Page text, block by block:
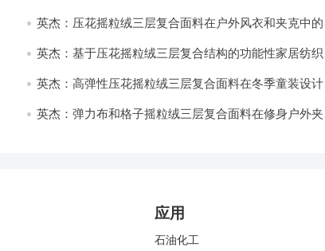
英杰：压花摇粒绒三层复合面料在户外风衣和夹克中的
英杰：基于压花摇粒绒三层复合结构的功能性家居纺织
英杰：高弹性压花摇粒绒三层复合面料在冬季童装设计
英杰：弹力布和格子摇粒绒三层复合面料在修身户外夹
应用
石油化工